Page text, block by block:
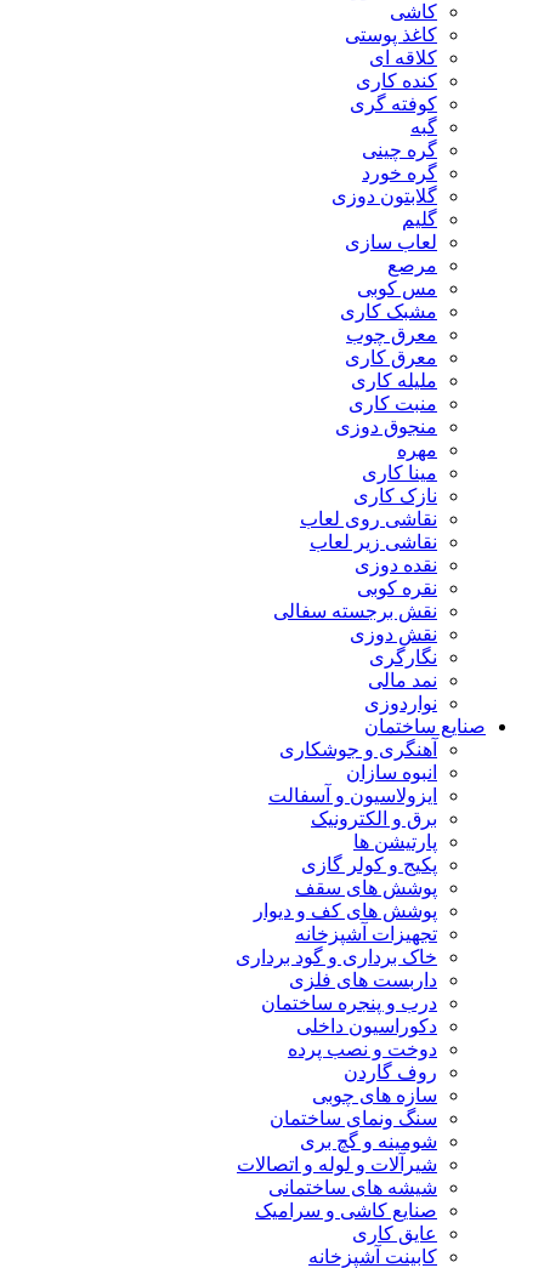
کاشی
کاغذ پوستی
کلاقه ای
کنده کاری
کوفته گری
گبه
گره چینی
گره خورد
گلابتون دوزی
گلیم
لعاب سازی
مرصع
مس کوبی
مشبک کاری
معرق چوب
معرق کاری
مليله کاری
منبت کاری
منجوق دوزی
مهره
مینا کاری
نازک کاری
نقاشی روی لعاب
نقاشی زیر لعاب
نقده دوزی
نقره کوبی
نقش برجسته سفالی
نقش دوزی
نگارگری
نمد مالی
نواردوزی
صنایع ساختمان
آهنگری و جوشکاری
انبوه سازان
ایزولاسیون و آسفالت
برق و الکترونیک
پارتیشن ها
پکیج و کولر گازی
پوشش های سقف
پوشش های کف و دیوار
تجهیزات آشپزخانه
خاک برداری و گود برداری
داربست های فلزی
درب و پنجره ساختمان
دکوراسیون داخلی
دوخت و نصب پرده
روف گاردن
سازه های چوبی
سنگ ونمای ساختمان
شومینه و گچ بری
شیرآلات و لوله و اتصالات
شیشه های ساختمانی
صنایع کاشی و سرامیک
عایق کاری
کابینت آشپزخانه